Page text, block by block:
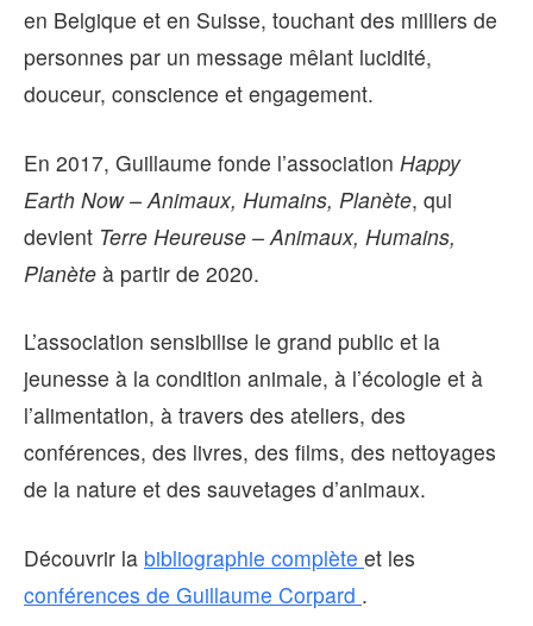
en Belgique et en Suisse, touchant des milliers de
personnes par un message mêlant lucidité,
douceur, conscience et engagement.
En 2017, Guillaume fonde l’association Happy
Earth Now – Animaux, Humains, Planète, qui
devient Terre Heureuse – Animaux, Humains,
Planète à partir de 2020.
L’association sensibilise le grand public et la
jeunesse à la condition animale, à l’écologie et à
l’alimentation, à travers des ateliers, des
conférences, des livres, des films, des nettoyages
de la nature et des sauvetages d’animaux.
Découvrir la bibliographie complète et les
conférences de Guillaume Corpard .